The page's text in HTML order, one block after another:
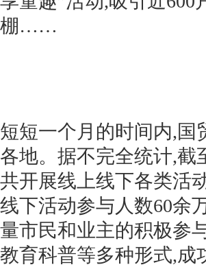
棚……
短短一个月的时间内,国
各地。据不完全统计,截
共开展线上线下各类活
线下活动参与人数60余
量市民和业主的积极参
教育科普等多种形式,成